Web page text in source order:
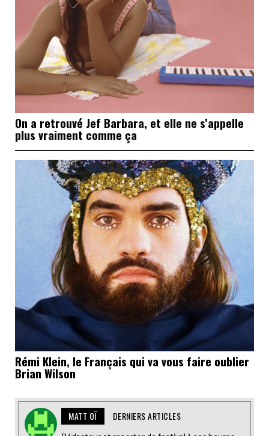
On a retrouvé Jef Barbara, et elle ne s’appelle
plus vraiment comme ça
Rémi Klein, le Français qui va vous faire oublier
Brian Wilson
MATT OÏ DERNIERS ARTICLES